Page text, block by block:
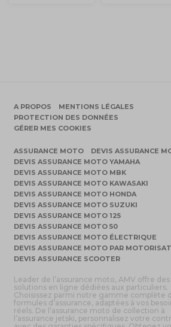
A PROPOS
MENTIONS LÉGALES
PROTECTION DES DONNÉES
GÉRER MES COOKIES
ASSURANCE MOTO
DEVIS ASSURANCE
DEVIS ASSURANCE MOTO YAMAHA
DEVIS ASSURANCE MOTO MBK
DEVIS ASSURANCE MOTO KAWASAKI
DEVIS ASSURANCE MOTO HONDA
DEVIS ASSURANCE MOTO SUZUKI
DEVIS ASSURANCE MOTO 125
DEVIS ASSURANCE MOTO 50
DEVIS ASSURANCE MOTO ÉLECTRIQUE
DEVIS ASSURANCE MOTO PAR
DEVIS ASSURANCE SCOOTER
Leader de l’assurance moto, AMV offre des
solutions en ligne dédiées aux particuliers.
Choisissez parmi notre gamme complète
formules d’assurance, adaptées à vos
réels. De l’assurance moto de collection à
l’assurance jetski, personnalisez votre